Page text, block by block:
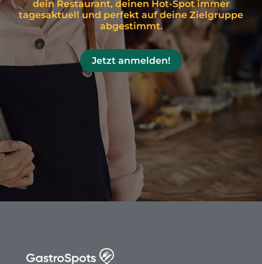
dein Restaurant, deinen Hot-Spot immer
tagesaktuell und perfekt auf deine Zielgruppe
abgestimmt.
Jetzt anmelden!